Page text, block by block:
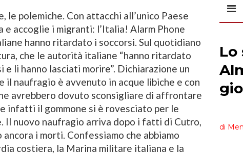
le polemiche. Con attacchi all’unico Paese
accoglie i migranti: l’Italia! Alarm Phone
hanno ritardato i soccorsi. Sul quotidiano
che le autorità italiane “hanno ritardato
e li hanno lasciati morire”. Dichiarazione un
il naufragio è avvenuto in acque libiche e con
avrebbero dovuto sconsigliare di affrontare
infatti il gommone si è rovesciato per le
Il nuovo naufragio arriva dopo i fatti di Cutro,
i morti. Confessiamo che abbiamo
costiera, la Marina militare italiana e la